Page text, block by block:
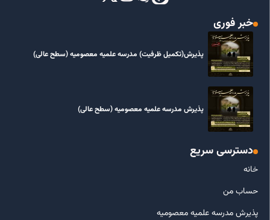
خبر فوری
پذیرش(تکمیل ظرفیت) مدرسه علمیه معصومیه‌ (سطح عالی)
پذیرش مدرسه علمیه معصومیه‌ (سطح عالی)
دسترسی سریع
خانه
حساب من
پذیرش مدرسه علمیه معصومیه